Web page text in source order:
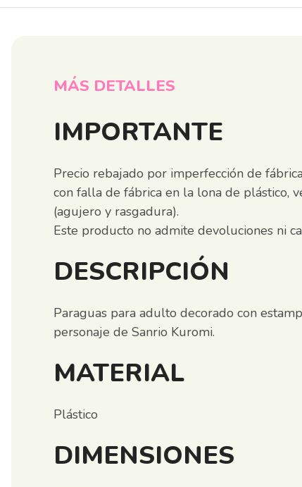
MÁS DETALLES
IMPORTANTE
Precio rebajado por imperfección de
con falla de fábrica en la lona de plástico,
(agujero y rasgadura).
Este producto no admite devoluciones ni
DESCRIPCIÓN
Paraguas para adulto decorado con
personaje de Sanrio Kuromi.
MATERIAL
Plástico
DIMENSIONES